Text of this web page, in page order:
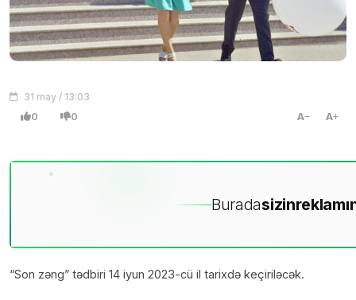
31 may / 13:03
0 0 A A
Buradasizin
“Son zəng” tədbiri 14 iyun 2023-cü il tarixdə keçiriləcək.